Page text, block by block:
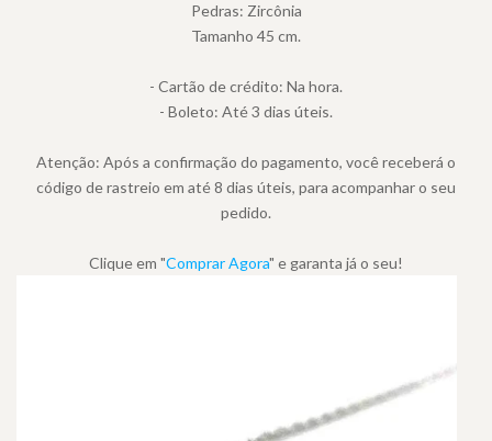
Pedras: Zircônia
Tamanho 45 cm.
- Cartão de crédito: Na hora.
- Boleto: Até 3 dias úteis.
Atenção: Após a confirmação do pagamento, você receberá o
código de rastreio em até 8 dias úteis, para acompanhar o seu
pedido.
Clique em "Comprar Agora" e garanta já o seu!